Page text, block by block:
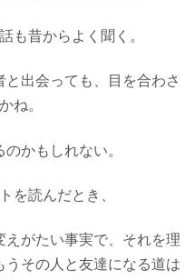
も昔からよく聞く。
と 出会っても、目を合わさ
ね。
かもしれない。
を読んだとき、
えがたい事実で、 それを理
うその人と友達になる道は